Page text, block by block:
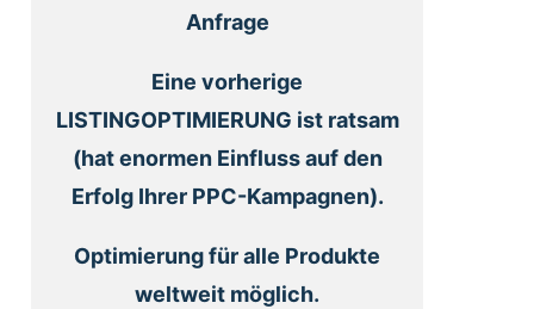
Anfrage
Eine vorherige
LISTINGOPTIMIERUNG ist ratsam
(hat enormen Einfluss auf den
Erfolg Ihrer PPC-Kampagnen).
Optimierung für alle Produkte
weltweit möglich.